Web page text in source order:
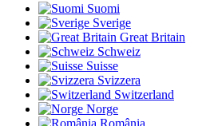
Suomi
Sverige
Great Britain
Schweiz
Suisse
Svizzera
Switzerland
Norge
România